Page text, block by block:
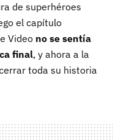
de superhéroes
el capítulo
Video no se sentía
final, y ahora a la
toda su historia